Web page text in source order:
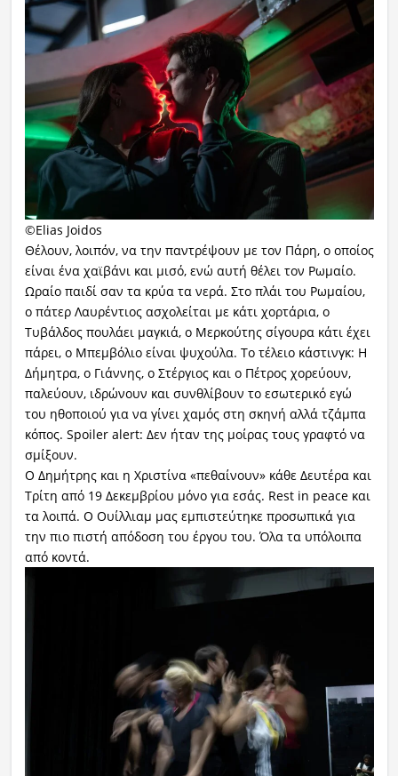
©Elias Joidos
Θέλουν, λοιπόν, να την παντρέψουν με τον Πάρη, ο οποίος
είναι ένα χαϊβάνι και μισό, ενώ αυτή θέλει τον Ρωμαίο.
Ωραίο παιδί σαν τα κρύα τα νερά. Στο πλάι του Ρωμαίου,
ο πάτερ Λαυρέντιος ασχολείται με κάτι χορτάρια, ο
Τυβάλδος πουλάει μαγκιά, ο Μερκούτης σίγουρα κάτι έχει
πάρει, ο Μπεμβόλιο είναι ψυχούλα. Το τέλειο κάστινγκ: Η
Δήμητρα, ο Γιάννης, ο Στέργιος και ο Πέτρος χορεύουν,
παλεύουν, ιδρώνουν και συνθλίβουν το εσωτερικό εγώ
του ηθοποιού για να γίνει χαμός στη σκηνή αλλά τζάμπα
κόπος. Spoiler alert: Δεν ήταν της μοίρας τους γραφτό να
σμίξουν.
Ο Δημήτρης και η Χριστίνα «πεθαίνουν» κάθε Δευτέρα και
Τρίτη από 19 Δεκεμβρίου μόνο για εσάς. Rest in peace και
τα λοιπά. Ο Ουίλλιαμ μας εμπιστεύτηκε προσωπικά για
την πιο πιστή απόδοση του έργου του. Όλα τα υπόλοιπα
από κοντά.